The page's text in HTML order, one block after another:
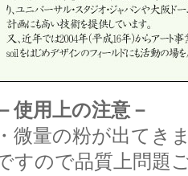
－使用上の注意－
・微量の粉が出てき
すので品質上問題